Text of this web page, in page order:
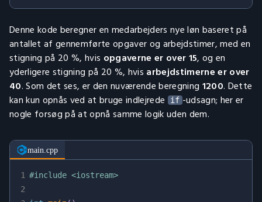
19
23
// add an additional 20% increase to
    std
:: cout current_salary
Denne kode beregner en medarbejders nye løn baseret på
antallet af gennemførte opgaver og arbejdstimer, med en
stigning på 20 %, hvis opgaverne er over 15, og en
yderligere stigning på 20 %, hvis arbejdstimerne er over
40. Som det ses, er den nuværende beregning 1200. Dette
kan kun opnås ved at bruge indlejrede
if -udsagn; her er
nogle forsøg på at opnå samme logik uden dem.
main.cpp
1
2
#include <iostream>